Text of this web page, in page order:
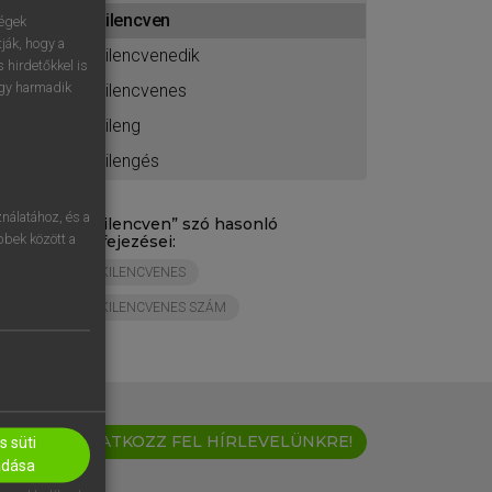
kilencven
kilencvenedik
kilencvenes
kileng
kilengés
„ kilencven” szó hasonló
kifejezései:
KILENCVENES
KILENCVENES SZÁM
IRATKOZZ FEL HÍRLEVELÜNKRE!
hogy a
hirdetőkkel is
harmadik
és a
között a
süti